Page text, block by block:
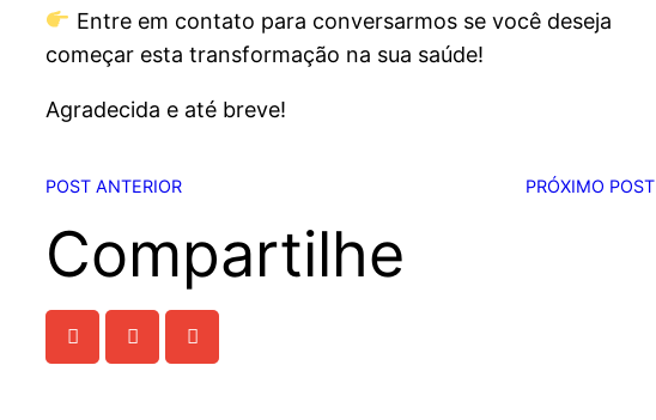
Entre em contato para conversarmos se você deseja
começar esta transformação na sua saúde!
Agradecida e até breve!
POST ANTERIOR PRÓXIMO POST
Compartilhe